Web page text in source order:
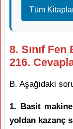
Tüm
8. Sınıf
216.
B. Aşağıdaki
1. Basit
yoldan kazanç